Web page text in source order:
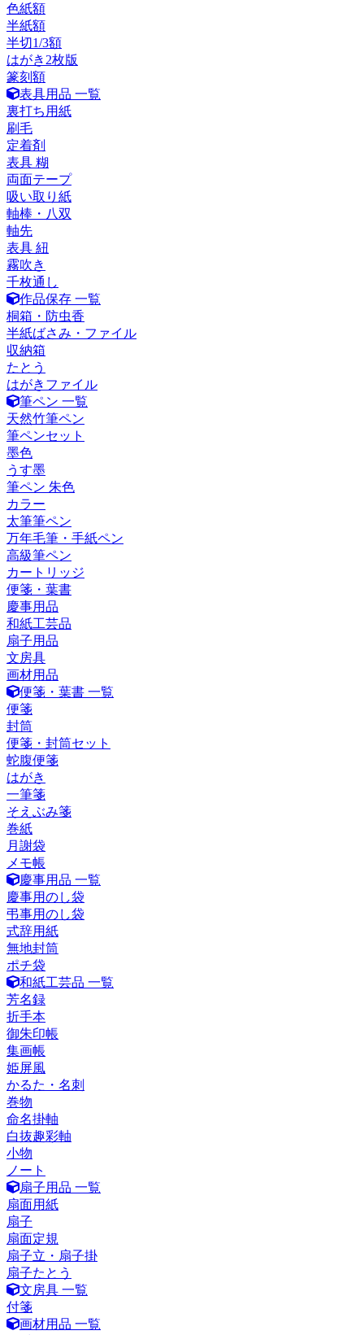
色紙額
半紙額
半切1/3額
はがき2枚版
篆刻額
表具用品 一覧
裏打ち用紙
刷毛
定着剤
表具 糊
両面テープ
吸い取り紙
軸棒・八双
軸先
表具 紐
霧吹き
千枚通し
作品保存 一覧
桐箱・防虫香
半紙ばさみ・ファイル
収納箱
たとう
はがきファイル
筆ペン 一覧
天然竹筆ペン
筆ペンセット
墨色
うす墨
筆ペン 朱色
カラー
太筆筆ペン
万年毛筆・手紙ペン
高級筆ペン
カートリッジ
便箋・葉書
慶事用品
和紙工芸品
扇子用品
文房具
画材用品
便箋・葉書 一覧
便箋
封筒
便箋・封筒セット
蛇腹便箋
はがき
一筆箋
そえぶみ箋
巻紙
月謝袋
メモ帳
慶事用品 一覧
慶事用のし袋
弔事用のし袋
式辞用紙
無地封筒
ポチ袋
和紙工芸品 一覧
芳名録
折手本
御朱印帳
集画帳
姫屏風
かるた・名刺
巻物
命名掛軸
白抜趣彩軸
小物
ノート
扇子用品 一覧
扇面用紙
扇子
扇面定規
扇子立・扇子掛
扇子たとう
文房具 一覧
付箋
画材用品 一覧